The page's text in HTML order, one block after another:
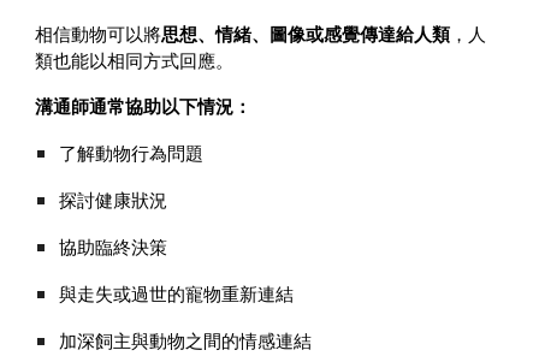
相信動物可以將思想、情緒、圖像或感覺傳達給人類 ，人
類也能以相同方式回應。
溝通師通常協助以下情況：
了解動物行為問題
探討健康狀況
協助臨終決策
與走失或過世的寵物重新連結
加深飼主與動物之間的情感連結